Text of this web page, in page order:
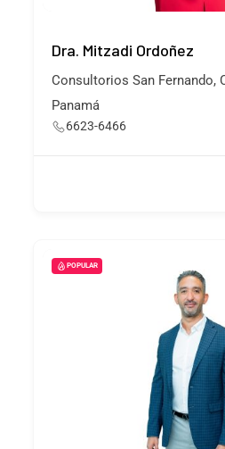
Dra. Mitzadi Ordoñez
Consultorios San Fernando,
Panamá
6623-6466
POPULAR